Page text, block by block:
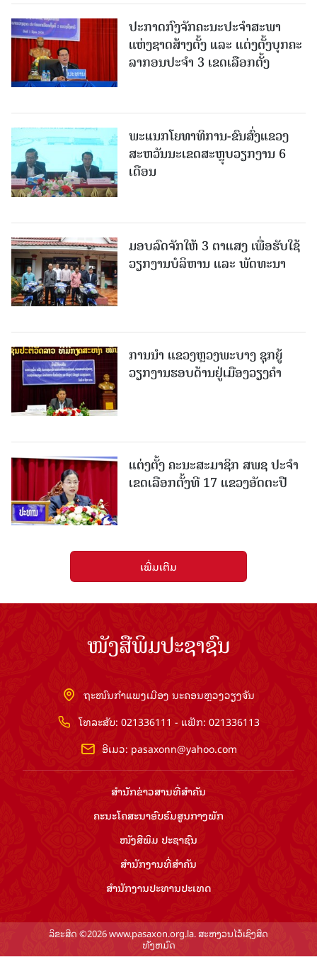
ປະກາດກົງຈັກຄະນະປະຈໍາສະພາ
ແຫ່ງຊາດສ້າງຕັ້ງ ແລະ ແຕ່ງຕັ້ງບຸກຄະ
ລາກອນປະຈໍາ 3 ເຂດເລືອກຕັ້ງ
ພະແນກໂຍທາທິການ-ຂົນສົ່ງແຂວງ
ສະຫວັນນະເຂດສະຫຼຸບວຽກງານ 6
ເດືອນ
ມອບລົດຈັກໃຫ້ 3 ຕາແສງ ເພື່ອຮັບໃຊ້
ວຽກງານບໍລິຫານ ແລະ ພັດທະນາ
ການນຳ ແຂວງຫຼວງພະບາງ ຊຸກຍູ້
ວຽກງານຮອບດ້ານຢູ່ເມືອງວຽງຄໍາ
ແຕ່ງຕັ້ງ ຄະນະສະມາຊິກ ສພຊ ປະຈຳ
ເຂດເລືອກຕັ້ງທີ 17 ແຂວງອັດຕະປື
ເພີ່ມເຕີມ
ໜັງສືພິມປະຊາຊົນ
ຖະໜົນກຳແພງເມືອງ ນະຄອນຫຼວງວຽງຈັນ
ໂທລະສັບ: 021336111 - ແຟັກ: 021336113
ອີເມວ: pasaxonn@yahoo.com
ສຳ​ນັກ​ຂ່າວ​ສານ​ທີ່​ສຳ​ຄັນ​
ຄະນະໂຄສະນາອົບຮົມ​ສູນ​ກາງ​ພັກ
ໜັງສືພິມ ປະ​ຊາ​ຊົນ
ສຳ​ນັກ​ງານ​ທີ່​ສຳ​ຄັນ
ສຳ​ນັກ​ງານ​ປະ​ທານ​ປະ​ເທດ
ລິຂະສິດ ©2026 www.pasaxon.org.la. ສະຫງວນໄວ້ເຊິງສິດ
ທັງຫມົດ